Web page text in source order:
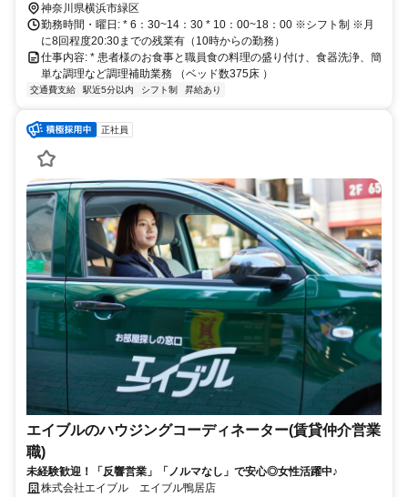
田」までは 横浜から快速で25分、新横浜から快速で13分、町田から
快速で4分、橋本から快速で15分、 二子玉川から急行で18分、溝の口
から急行で15分、あざみ野から急行で7分、中央林間から急行で6分
神奈川県横浜市緑区
勤務時間・曜日: * 6：30~14：30 * 10：00~18：00 ※シフト制 ※月
に8回程度20:30までの残業有（10時からの勤務）
仕事内容: * 患者様のお食事と職員食の料理の盛り付け、食器洗浄、簡
単な調理など調理補助業務 （ベッド数375床 ）
交通費支給 駅近5分以内 シフト制 昇給あり
正社員
エイブルのハウジングコーディネーター(賃貸仲介営業
職)
未経験歓迎！「反響営業」「ノルマなし」で安心◎女性活躍中♪
株式会社エイブル エイブル鴨居店